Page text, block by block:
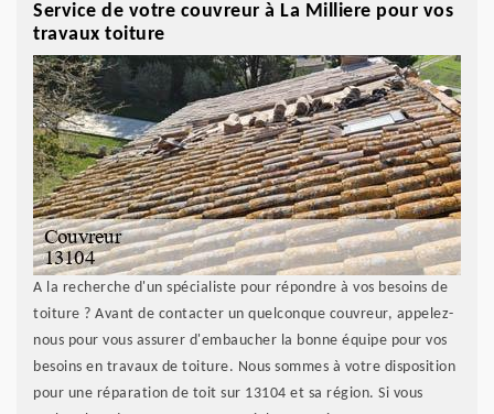
Service de votre couvreur à La Milliere pour vos
travaux toiture
A la recherche d'un spécialiste pour répondre à vos besoins de
toiture ? Avant de contacter un quelconque couvreur, appelez-
nous pour vous assurer d'embaucher la bonne équipe pour vos
besoins en travaux de toiture. Nous sommes à votre disposition
pour une réparation de toit sur 13104 et sa région. Si vous